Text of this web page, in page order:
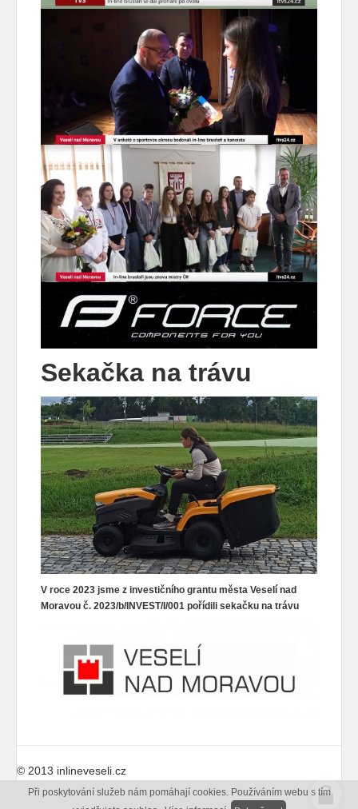
Sekačka na trávu
V roce 2023 jsme z investičního grantu města Veselí nad
Moravou č. 2023/b/INVEST/I/001 pořídili sekačku na trávu
© 2013 inlineveseli.cz
web:icard.cz
Při poskytování služeb nám pomáhají cookies. Používáním webu s tím